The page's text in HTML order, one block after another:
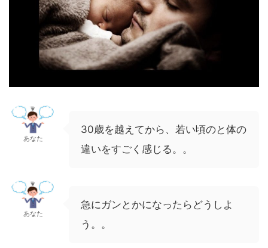
あなた
30歳を越えてから、若い頃のと体の
違いをすごく感じる。。
あなた
急にガンとかになったらどうしよ
う。。